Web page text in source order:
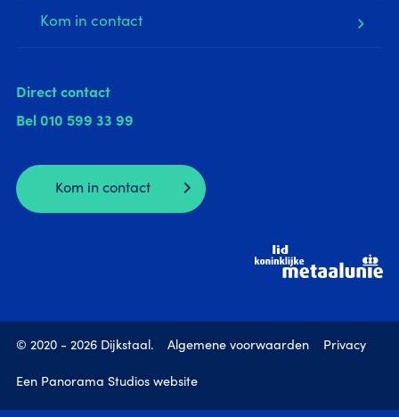
Kom in contact
Direct contact
Bel 010 599 33 99
Kom in contact
© 2020 - 2026 Dijkstaal. Algemene voorwaarden Privacy
Een Panorama Studios website